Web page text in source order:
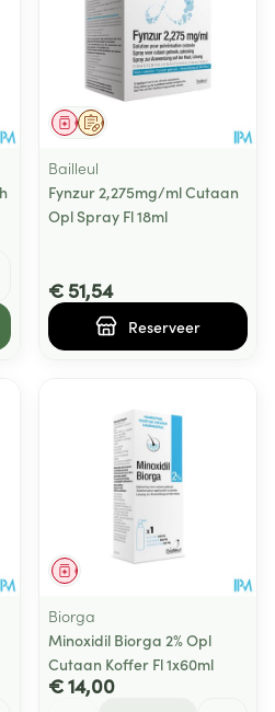
Op voorschrift
Geneesmiddel
Bailleul
Fynzur 2,275mg/ml Cutaan
Opl Spray Fl 18ml
€ 51,54
Reserveer
Geneesmiddel
Biorga
Minoxidil Biorga 2% Opl
Cutaan Koffer Fl 1x60ml
€ 14,00